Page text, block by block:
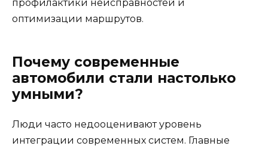
профилактики неисправностей и
оптимизации маршрутов.
Почему современные
автомобили стали настолько
умными?
Люди часто недооценивают уровень
интеграции современных систем. Главные